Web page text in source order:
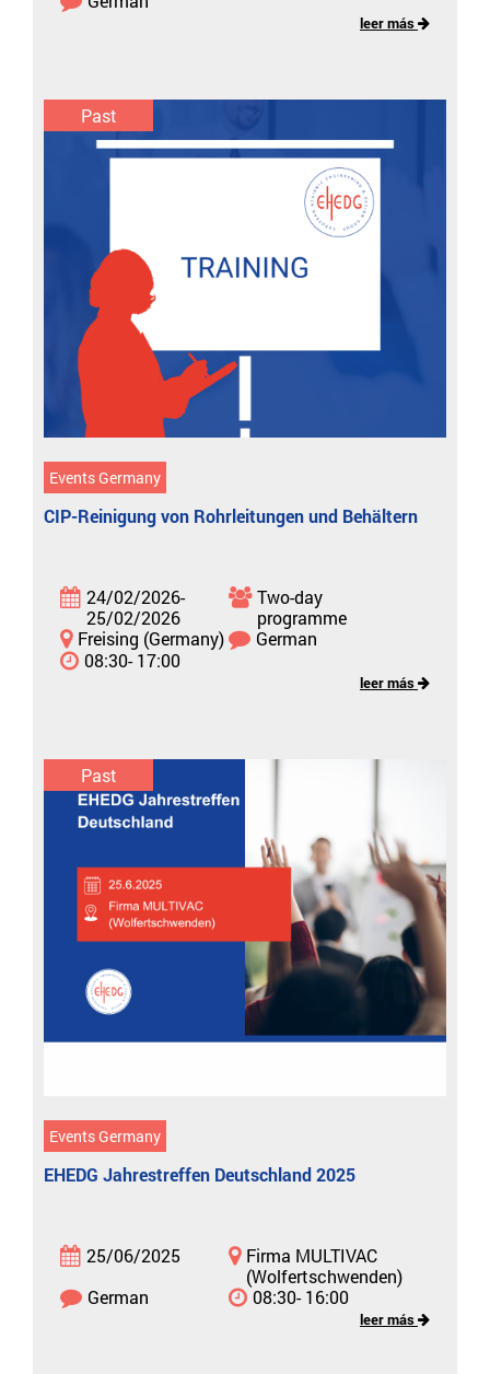
leer más
Past
Events Germany
CIP-Reinigung von Rohrleitungen und Behältern
24/02/2026-
25/02/2026
Two-day
programme
Freising (Germany)
German
08:30- 17:00
leer más
Past
Events Germany
EHEDG Jahrestreffen Deutschland 2025
25/06/2025
Firma MULTIVAC
(Wolfertschwenden)
German
08:30- 16:00
leer más